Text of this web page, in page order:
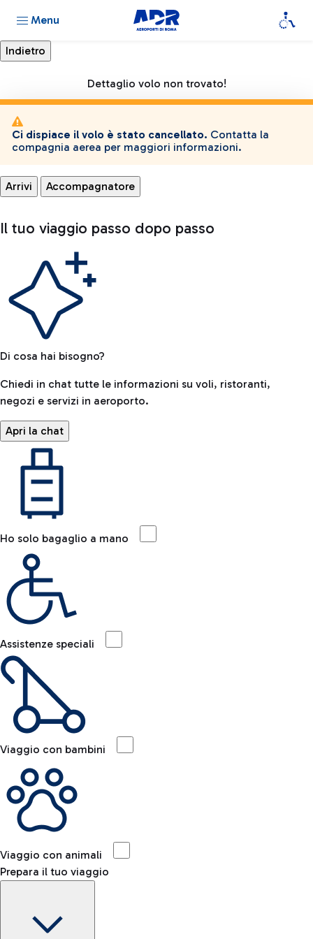
Menu
Dettaglio volo non trovato!
Ci dispiace il volo è stato cancellato. Contatta la
compagnia aerea per maggiori informazioni.
Arrivi Accompagnatore
Il tuo viaggio passo dopo passo
Di cosa hai bisogno?
Chiedi in chat tutte le informazioni su voli, ristoranti,
negozi e servizi in aeroporto.
Apri la chat
Ho solo bagaglio a mano
Assistenze speciali
Viaggio con bambini
Viaggio con animali
Prepara il tuo viaggio